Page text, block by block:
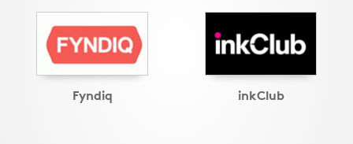
Fyndiq inkClub